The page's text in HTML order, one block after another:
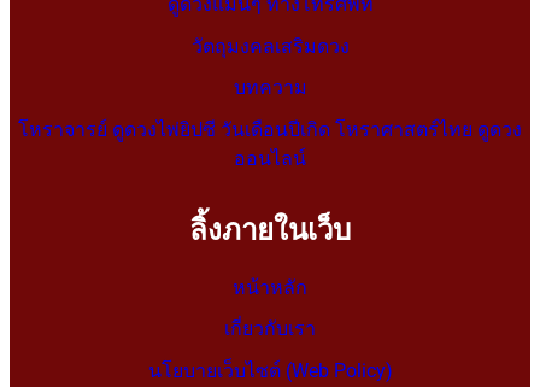
วัตถุมงคลเสริมดวง
บทความ
โหราจารย์ ดูดวงไพ่ยิปซี วันเดือนปีเกิด โหราศาสตร์ไทย ดูดวง
ออนไลน์
ลิ้งภายในเว็บ
หน้าหลัก
เกี่ยวกับเรา
นโยบายเว็บไซต์ (Web Policy)